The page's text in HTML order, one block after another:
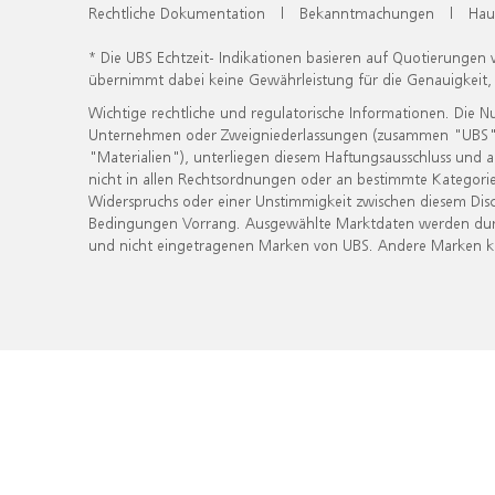
Rechtliche Dokumentation | Bekanntmachungen |
* Die UBS Echtzeit- Indikationen basieren auf
übernimmt dabei keine Gewährleistung für die
Wichtige rechtliche und regulatorische Informationen. Die
Unternehmen oder Zweigniederlassungen (zusammen
"Materialien"), unterliegen diesem Haftungsausschluss
nicht in allen Rechtsordnungen oder an bestimmte
Widerspruchs oder einer Unstimmigkeit zwischen diesem
Bedingungen Vorrang. Ausgewählte Marktdaten werden
und nicht eingetragenen Marken von UBS. Andere Marken